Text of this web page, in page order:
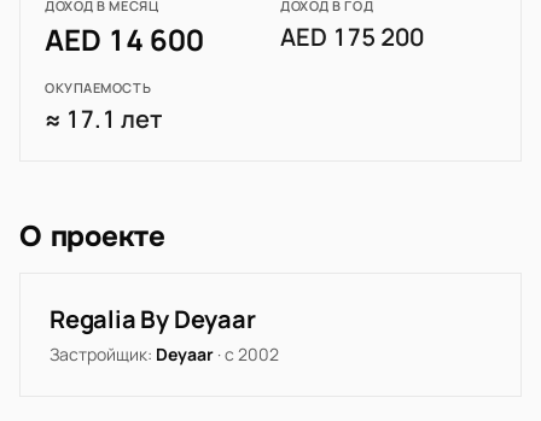
ДОХОД В МЕСЯЦ
AED 14 600
ДОХОД В ГОД
AED 175 200
ОКУПАЕМОСТЬ
≈ 17.1 лет
О проекте
Regalia By Deyaar
Застройщик: Deyaar · с 2002